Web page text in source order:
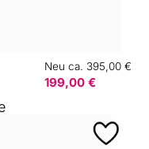
Neu ca. 395,00 €
199,00 €